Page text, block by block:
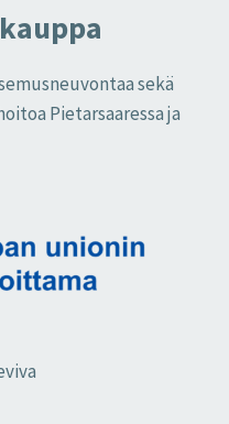
sekä
Pietarsaaressa ja